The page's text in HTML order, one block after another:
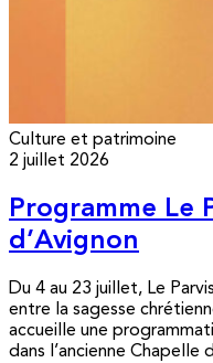
Culture et patrimoine
2 juillet 2026
Programme Le
d’Avignon
Du 4 au 23 juillet, Le
entre la sagesse
accueille une
dans l’ancienne Chapelle